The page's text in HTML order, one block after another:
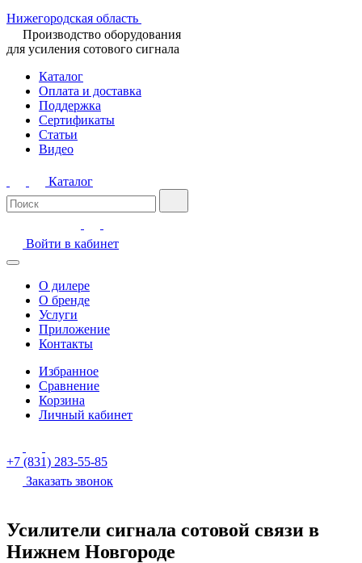
Нижегородская область
Производство оборудования
для усиления сотового сигнала
Каталог
Оплата и доставка
Поддержка
Сертификаты
Статьи
Видео
Каталог
Войти в кабинет
О дилере
О бренде
Услуги
Приложение
Контакты
Избранное
Сравнение
Корзина
Личный кабинет
+7 (831) 283-55-85
Заказать звонок
Усилители сигнала сотовой связи в
Нижнем Новгороде